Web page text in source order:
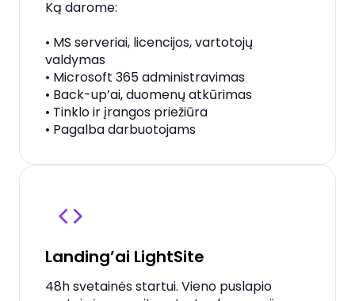
Ką darome:
• MS serveriai, licencijos, vartotojų
valdymas
• Microsoft 365 administravimas
• Back-up’ai, duomenų atkūrimas
• Tinklo ir įrangos priežiūra
• Pagalba darbuotojams
Landing’ai LightSite
48h svetainės startui. Vieno puslapio